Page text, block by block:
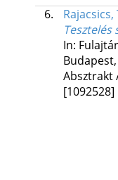
6.
Rajacsics,
Tesztelés
In:
Absztrakt
[1092528]